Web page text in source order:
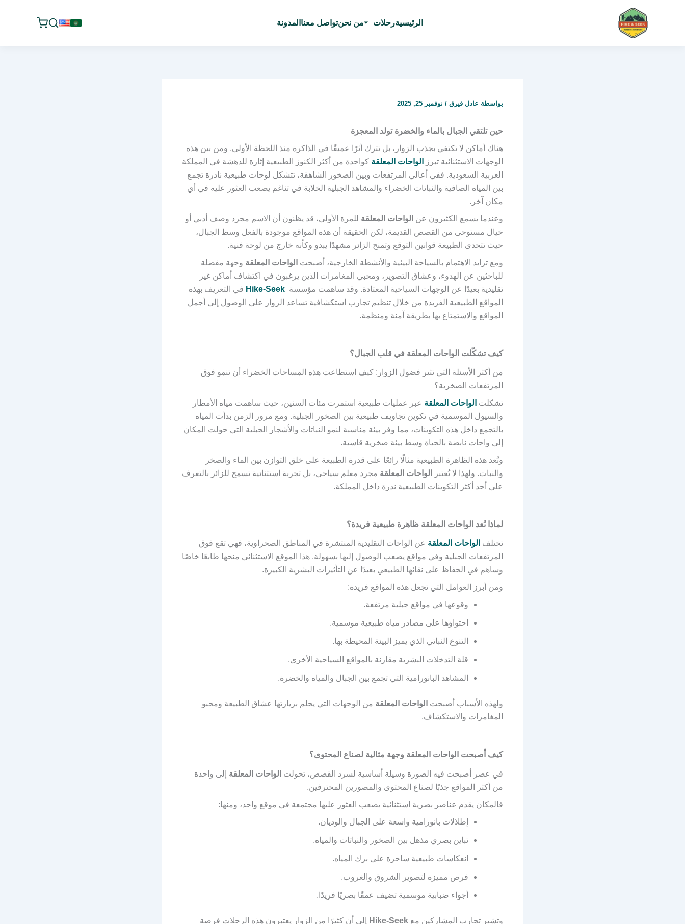
الرئيسيةرحلات من نحنتواصل معنا المدونة
بواسطة عادل فيرق / نوفمبر 25, 2025
حين تلتقي الجبال بالماء والخضرة تولد المعجزة
هناك أماكن لا تكتفي بجذب الزوار، بل تترك أثرًا عميقًا في الذاكرة منذ اللحظة الأولى. ومن بين هذه
الوجهات الاستثنائية تبرز
الواحات المعلقة كواحدة من أكثر الكنوز الطبيعية إثارة للدهشة في المملكة
العربية السعودية. ففي أعالي المرتفعات وبين الصخور الشاهقة، تتشكل لوحات طبيعية نادرة تجمع
بين المياه الصافية والنباتات الخضراء والمشاهد الجبلية الخلابة في تناغم يصعب العثور عليه في أي
مكان آخر.
وعندما يسمع الكثيرون عن الواحات المعلقة للمرة الأولى، قد يظنون أن الاسم مجرد وصف أدبي أو
خيال مستوحى من القصص القديمة، لكن الحقيقة أن هذه المواقع موجودة بالفعل وسط الجبال،
حيث تتحدى الطبيعة قوانين التوقع وتمنح الزائر مشهدًا يبدو وكأنه خارج من لوحة فنية.
ومع تزايد الاهتمام بالسياحة البيئية والأنشطة الخارجية، أصبحت الواحات المعلقة وجهة مفضلة
للباحثين عن الهدوء، وعشاق التصوير، ومحبي المغامرات الذين يرغبون في اكتشاف أماكن غير
تقليدية بعيدًا عن الوجهات السياحية المعتادة. وقد ساهمت مؤسسة Hike-Seek في التعريف بهذه
المواقع الطبيعية الفريدة من خلال تنظيم تجارب استكشافية تساعد الزوار على الوصول إلى أجمل
المواقع والاستمتاع بها بطريقة آمنة ومنظمة.
كيف تشكّلت الواحات المعلقة في قلب الجبال؟
من أكثر الأسئلة التي تثير فضول الزوار: كيف استطاعت هذه المساحات الخضراء أن تنمو فوق
المرتفعات الصخرية؟
تشكلت الواحات المعلقة عبر عمليات طبيعية استمرت مئات السنين، حيث ساهمت مياه الأمطار
والسيول الموسمية في تكوين تجاويف طبيعية بين الصخور الجبلية. ومع مرور الزمن بدأت المياه
بالتجمع داخل هذه التكوينات، مما وفر بيئة مناسبة لنمو النباتات والأشجار الجبلية التي حولت المكان
إلى واحات نابضة بالحياة وسط بيئة صخرية قاسية.
وتُعد هذه الظاهرة الطبيعية مثالًا رائعًا على قدرة الطبيعة على خلق التوازن بين الماء والصخر
والنبات. ولهذا لا تُعتبر
الواحات المعلقة مجرد معلم سياحي، بل تجربة استثنائية تسمح للزائر بالتعرف
على أحد أكثر التكوينات الطبيعية ندرة داخل المملكة.
لماذا تُعد الواحات المعلقة ظاهرة طبيعية فريدة؟
تختلف الواحات المعلقة عن الواحات التقليدية المنتشرة في المناطق الصحراوية، فهي تقع فوق
المرتفعات الجبلية وفي مواقع يصعب الوصول إليها بسهولة. هذا الموقع الاستثنائي منحها طابعًا خاصًا
وساهم في الحفاظ على نقائها الطبيعي بعيدًا عن التأثيرات البشرية الكبيرة.
ومن أبرز العوامل التي تجعل هذه المواقع فريدة:
وقوعها في مواقع جبلية مرتفعة.
احتواؤها على مصادر مياه طبيعية موسمية.
التنوع النباتي الذي يميز البيئة المحيطة بها.
قلة التدخلات البشرية مقارنة بالمواقع السياحية الأخرى.
المشاهد البانورامية التي تجمع بين الجبال والمياه والخضرة.
ولهذه الأسباب أصبحت الواحات المعلقة من الوجهات التي يحلم بزيارتها عشاق الطبيعة ومحبو
المغامرات والاستكشاف.
كيف أصبحت الواحات المعلقة وجهة مثالية لصناع المحتوى؟
في عصر أصبحت فيه الصورة وسيلة أساسية لسرد القصص، تحولت الواحات المعلقة إلى واحدة
من أكثر المواقع جذبًا لصناع المحتوى والمصورين المحترفين.
فالمكان يقدم عناصر بصرية استثنائية يصعب العثور عليها مجتمعة في موقع واحد، ومنها:
إطلالات بانورامية واسعة على الجبال والوديان.
تباين بصري مذهل بين الصخور والنباتات والمياه.
انعكاسات طبيعية ساحرة على برك المياه.
فرص مميزة لتصوير الشروق والغروب.
أجواء ضبابية موسمية تضيف عمقًا بصريًا فريدًا.
وتشير تجارب المشاركين مع Hike-Seek
إلى أن كثيرًا من الزوار يعتبرون هذه الرحلات فرصة